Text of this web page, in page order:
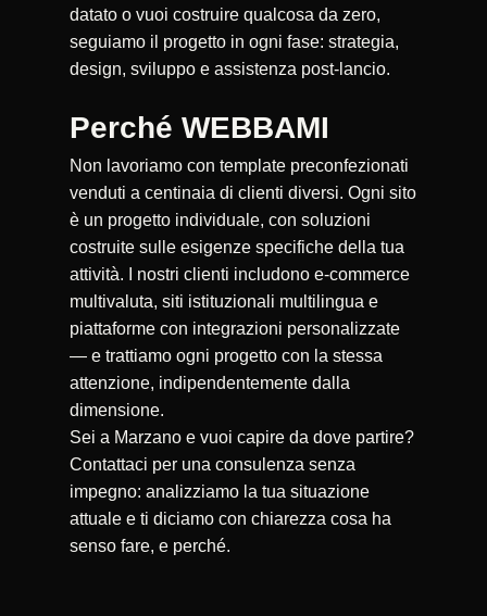
datato o vuoi costruire qualcosa da zero,
seguiamo il progetto in ogni fase: strategia,
design, sviluppo e assistenza post-lancio.
Perché WEBBAMI
Non lavoriamo con template preconfezionati
venduti a centinaia di clienti diversi. Ogni sito
è un progetto individuale, con soluzioni
costruite sulle esigenze specifiche della tua
attività. I nostri clienti includono e-commerce
multivaluta, siti istituzionali multilingua e
piattaforme con integrazioni personalizzate
— e trattiamo ogni progetto con la stessa
attenzione, indipendentemente dalla
dimensione.
Sei a Marzano e vuoi capire da dove partire?
Contattaci per una consulenza senza
impegno: analizziamo la tua situazione
attuale e ti diciamo con chiarezza cosa ha
senso fare, e perché.